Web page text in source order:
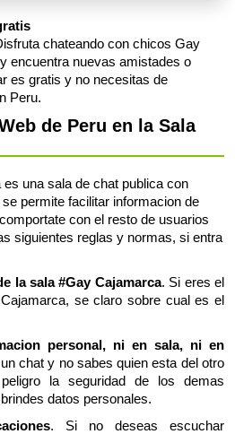
chateando con chicos Gay
encuentra nuevas amistades o
es gratis y no necesitas de
Peru.
de Peru en la Sala
una sala de chat publica con
permite facilitar informacion de
con el resto de usuarios
siguientes reglas y normas, si entra
la sala #Gay Cajamarca. Si eres el
se claro sobre cual es el
personal, ni en sala, ni en
chat y no sabes quien esta del otro
la seguridad de los demas
datos personales.
. Si no deseas escuchar